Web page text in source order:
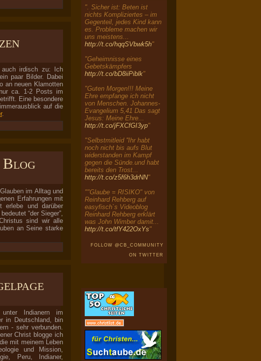
auch irdisch zu: Ich
paar Bilder. Dabei
an neuen Klamotten
ca. 1-2 Posts im
Eine besondere
auf die
.
Blog
im Alltag und
Erfahrungen mit
und darüber
“der Sieger”,
sind wir alle
an Seine starke
Indianern im
in Deutschland, bin
- sehr verbunden.
Christ blogge ich
mit meinem Leben
und Mission,
Peru, Indianer,
". Sicher ist: Beten ist
nichts Kompliziertes – im
Gegenteil, jedes Kind kann
es. Probleme machen wir
uns meistens...
http://t.co/hqqSVbwk5h"
"Geheimnisse eines
Gebetskämpfers
http://t.co/bD8iiPiblk"
"Guten Morgen!!! Meine
Ehre empfange ich nicht
von Menschen. Johannes-
Evangelium 5,41 Das sagt
Jesus: Meine Ehre...
http://t.co/jFXCfGI3yp"
"Selbstmitleid ''Ihr habt
noch nicht bis aufs Blut
widerstanden im Kampf
gegen die Sünde.und habt
bereits den Trost...
http://t.co/z5f6h3drNN"
""Glaube = RISIKO" von
Reinhard Rehberg auf
easyfisch`s Videoblog
Reinhard Rehberg erklärt
was John Wimber damit...
http://t.co/tfY422OxYs"
FOLLOW @CB_COMMUNITY
ON TWITTER